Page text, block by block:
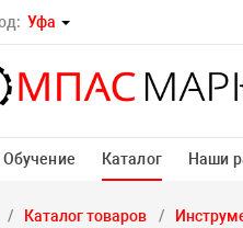
Уфа
Обучение Каталог Наши
подъемники
Каталог товаров